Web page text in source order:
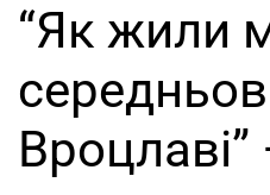
“Як жили